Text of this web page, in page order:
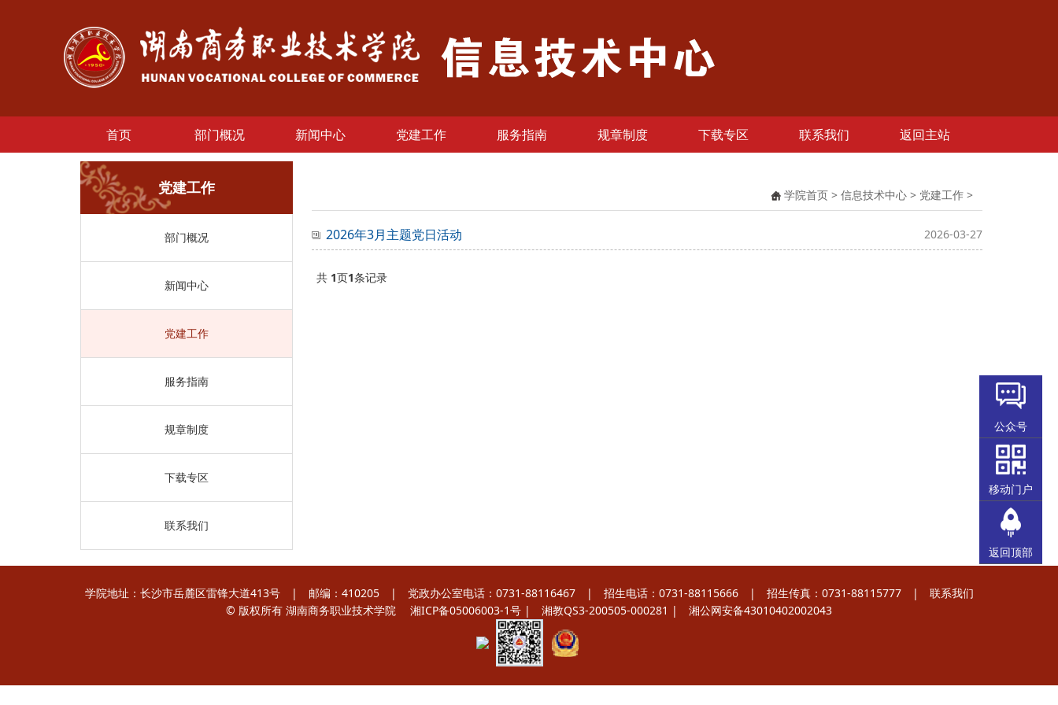
首页 部门概况 新闻中心 党建工作 服务指南 规章制度 下载专区 联系我们 返回主站
党建工作
部门概况
新闻中心
党建工作
服务指南
规章制度
下载专区
联系我们
学院首页 > 信息技术中心 > 党建工作 >
2026年3月主题党日活动 2026-03-27
共 1页1条记录
学院地址：长沙市岳麓区雷锋大道413号 | 邮编：410205 | 党政办公室电话：0731-88116467 | 招生电话：0731-88115666 | 招生传真：0731-88115777 | 联系我们
© 版权所有 湖南商务职业技术学院
湘ICP备05006003-1号 | 湘教QS3-200505-000281 | 湘公网安备43010402002043
公众号
移动门户
返回顶部